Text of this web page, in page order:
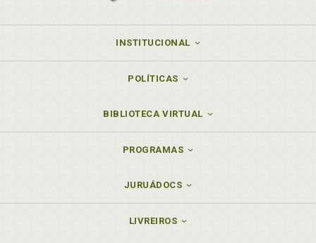
INSTITUCIONAL
POLÍTICAS
BIBLIOTECA VIRTUAL
PROGRAMAS
JURUÁDOCS
LIVREIROS